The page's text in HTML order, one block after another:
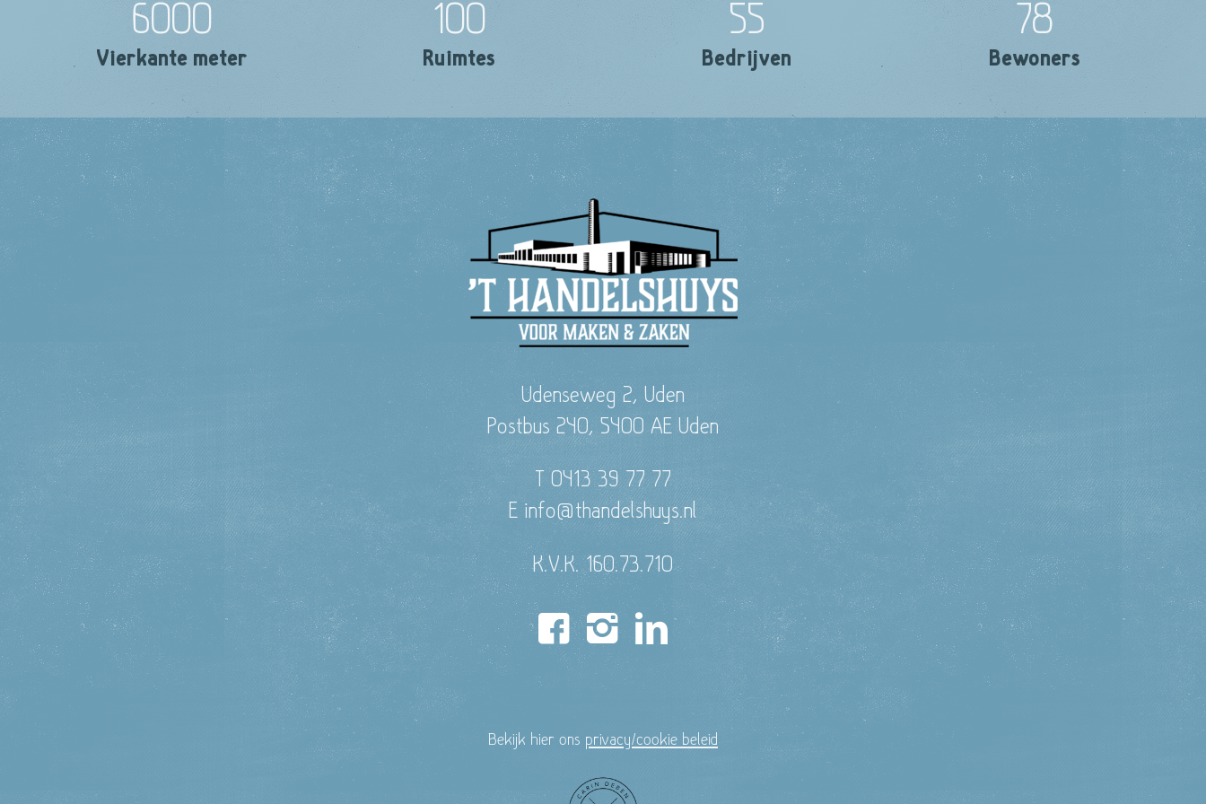
6000
Vierkante meter
100
Ruimtes
55
Bedrijven
78
Bewoners
Udenseweg 2, Uden
Postbus 240, 5400 AE Uden
T 0413 39 77 77
E info@thandelshuys.nl
K.V.K. 160.73.710
Bekijk hier ons privacy/cookie beleid